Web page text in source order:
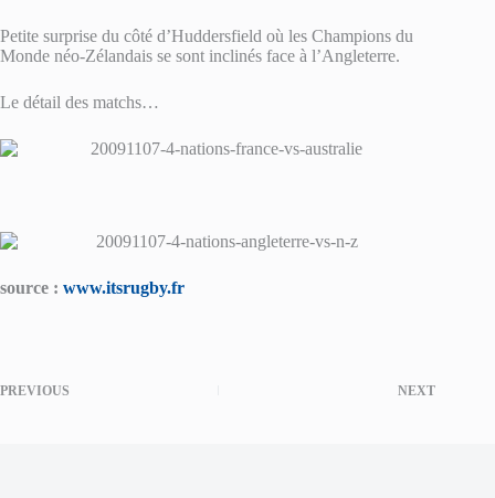
Petite surprise du côté d’Huddersfield où les Champions du
Monde néo-Zélandais se sont inclinés face à l’Angleterre.
Le détail des matchs…
source : www.itsrugby.fr
PREVIOUS NEXT